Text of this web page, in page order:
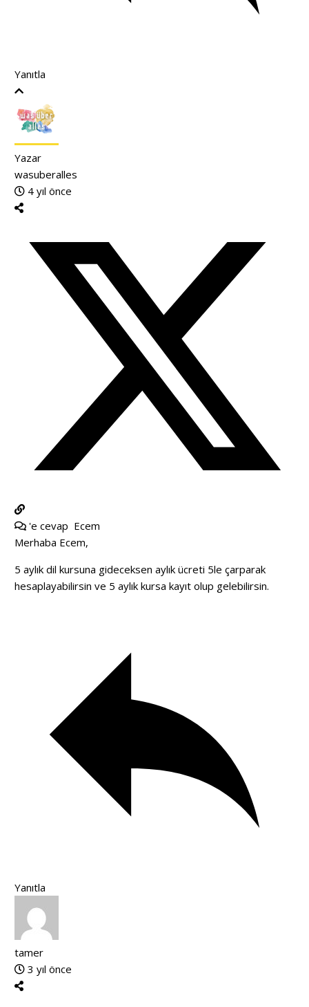
Yanıtla
Yazar
wasuberalles
4 yıl önce
'e cevap Ecem
Merhaba Ecem,
5 aylık dil kursuna gideceksen aylık ücreti 5le çarparak
hesaplayabilirsin ve 5 aylık kursa kayıt olup gelebilirsin.
Yanıtla
tamer
3 yıl önce